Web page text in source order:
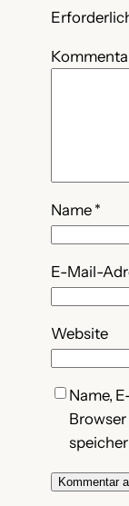
Name *
E-Mail-
Website
Name,